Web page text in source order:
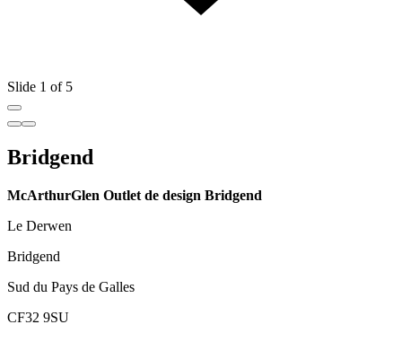
Slide 1 of 5
Bridgend
McArthurGlen Outlet de design Bridgend
Le Derwen
Bridgend
Sud du Pays de Galles
CF32 9SU